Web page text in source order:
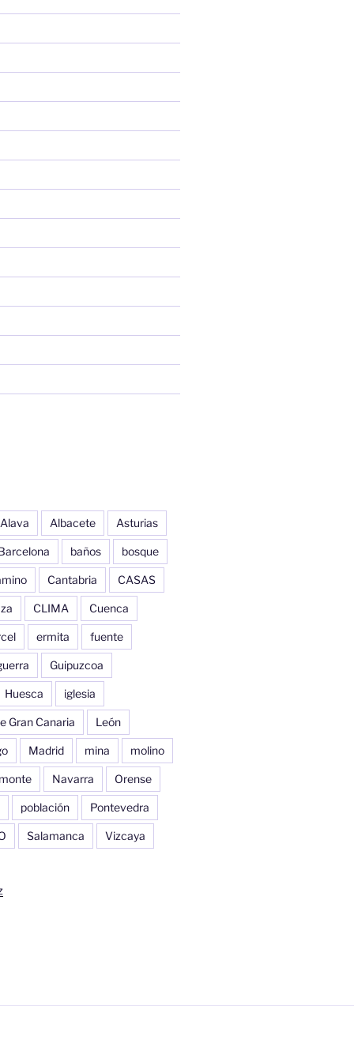
Alava Albacete Asturias
baños bosque
Cantabria CASAS
CLIMA Cuenca
ermita fuente
Guipuzcoa
Huesca iglesia
Gran Canaria León
Madrid mina molino
monte Navarra Orense
población Pontevedra
Salamanca Vizcaya